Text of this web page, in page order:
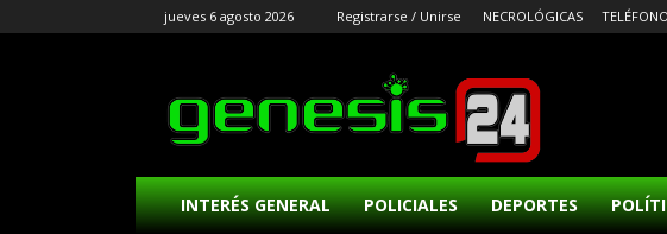
jueves 6 agosto 2026 Registrarse / Unirse NECROLÓGICAS
INTERÉS GENERAL POLICIALES DEPORTES